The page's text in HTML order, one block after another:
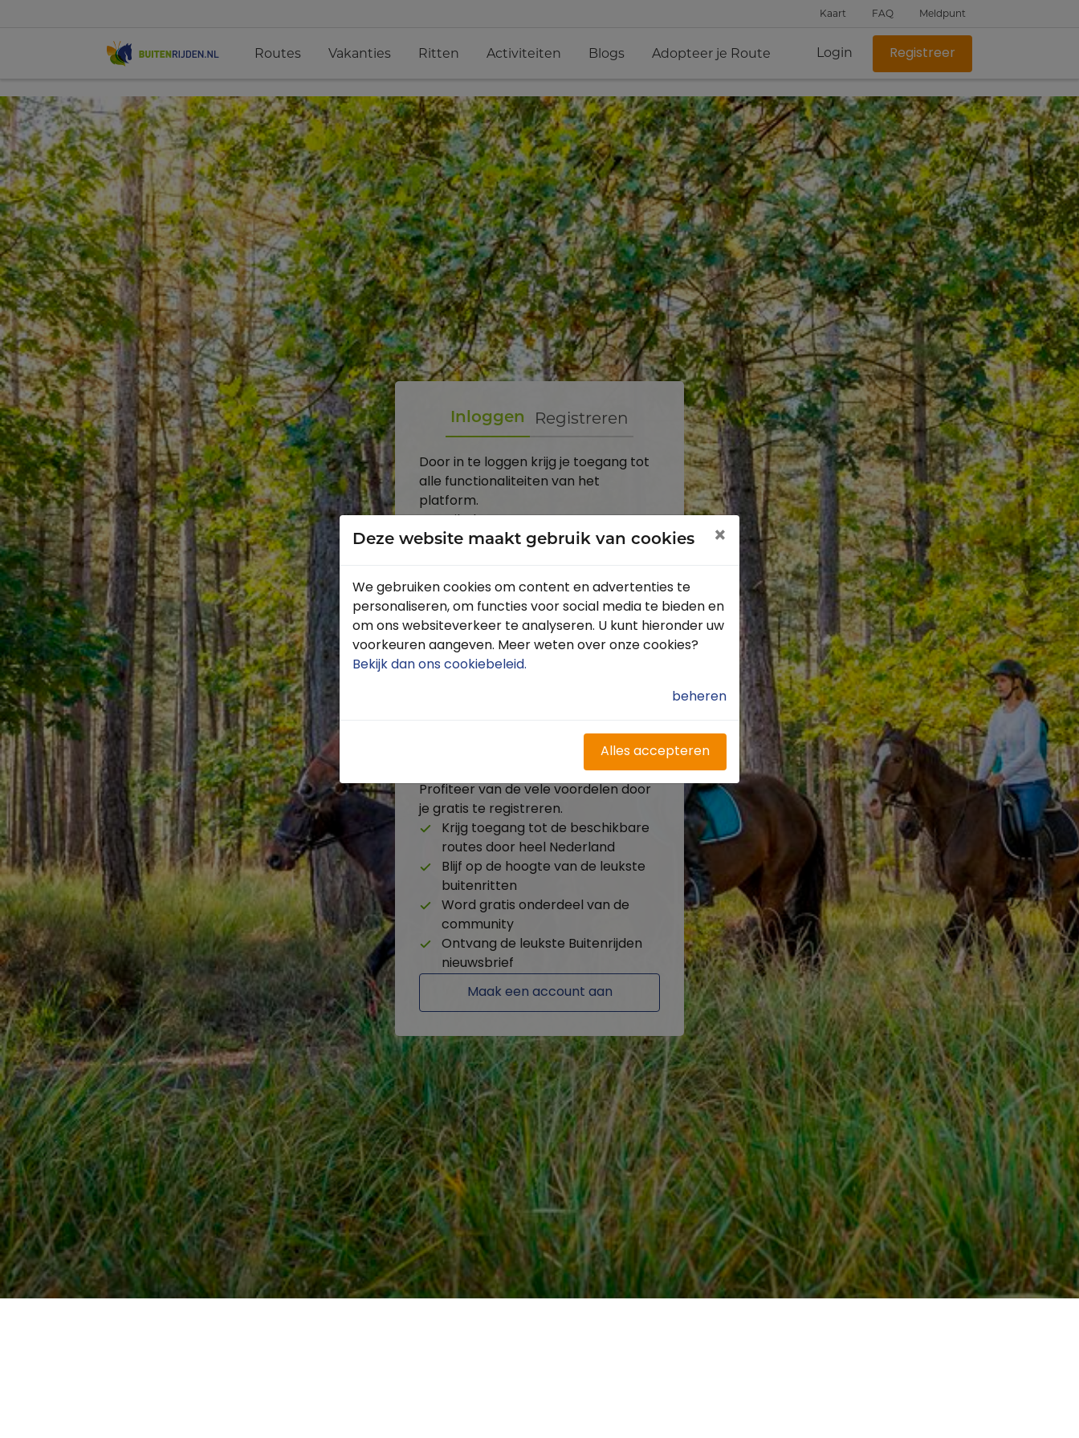
Kaart FAQ Meldpunt
Routes Vakanties Ritten Activiteiten Blogs Adopteer je Route Login Registreer
Inloggen Registreren
Door in te loggen krijg je toegang tot
alle functionaliteiten van het
platform.
Toon
Inloggen
Wachtwoord vergeten?
Heb je nog geen account?
Profiteer van de vele voordelen door
je gratis te registreren.
Krijg toegang tot de beschikbare
routes door heel Nederland
Blijf op de hoogte van de leukste
buitenritten
Word gratis onderdeel van de
community
Ontvang de leukste Buitenrijden
nieuwsbrief
Maak een account aan
Deze website maakt gebruik van cookies ×
We gebruiken cookies om content en advertenties te
personaliseren, om functies voor social media te bieden en
om ons websiteverkeer te analyseren. U kunt hieronder uw
voorkeuren aangeven. Meer weten over onze cookies?
Bekijk dan ons cookiebeleid.
beheren
Alles accepteren